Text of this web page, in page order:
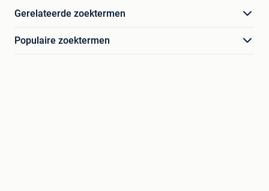
Gerelateerde zoektermen
Populaire zoektermen